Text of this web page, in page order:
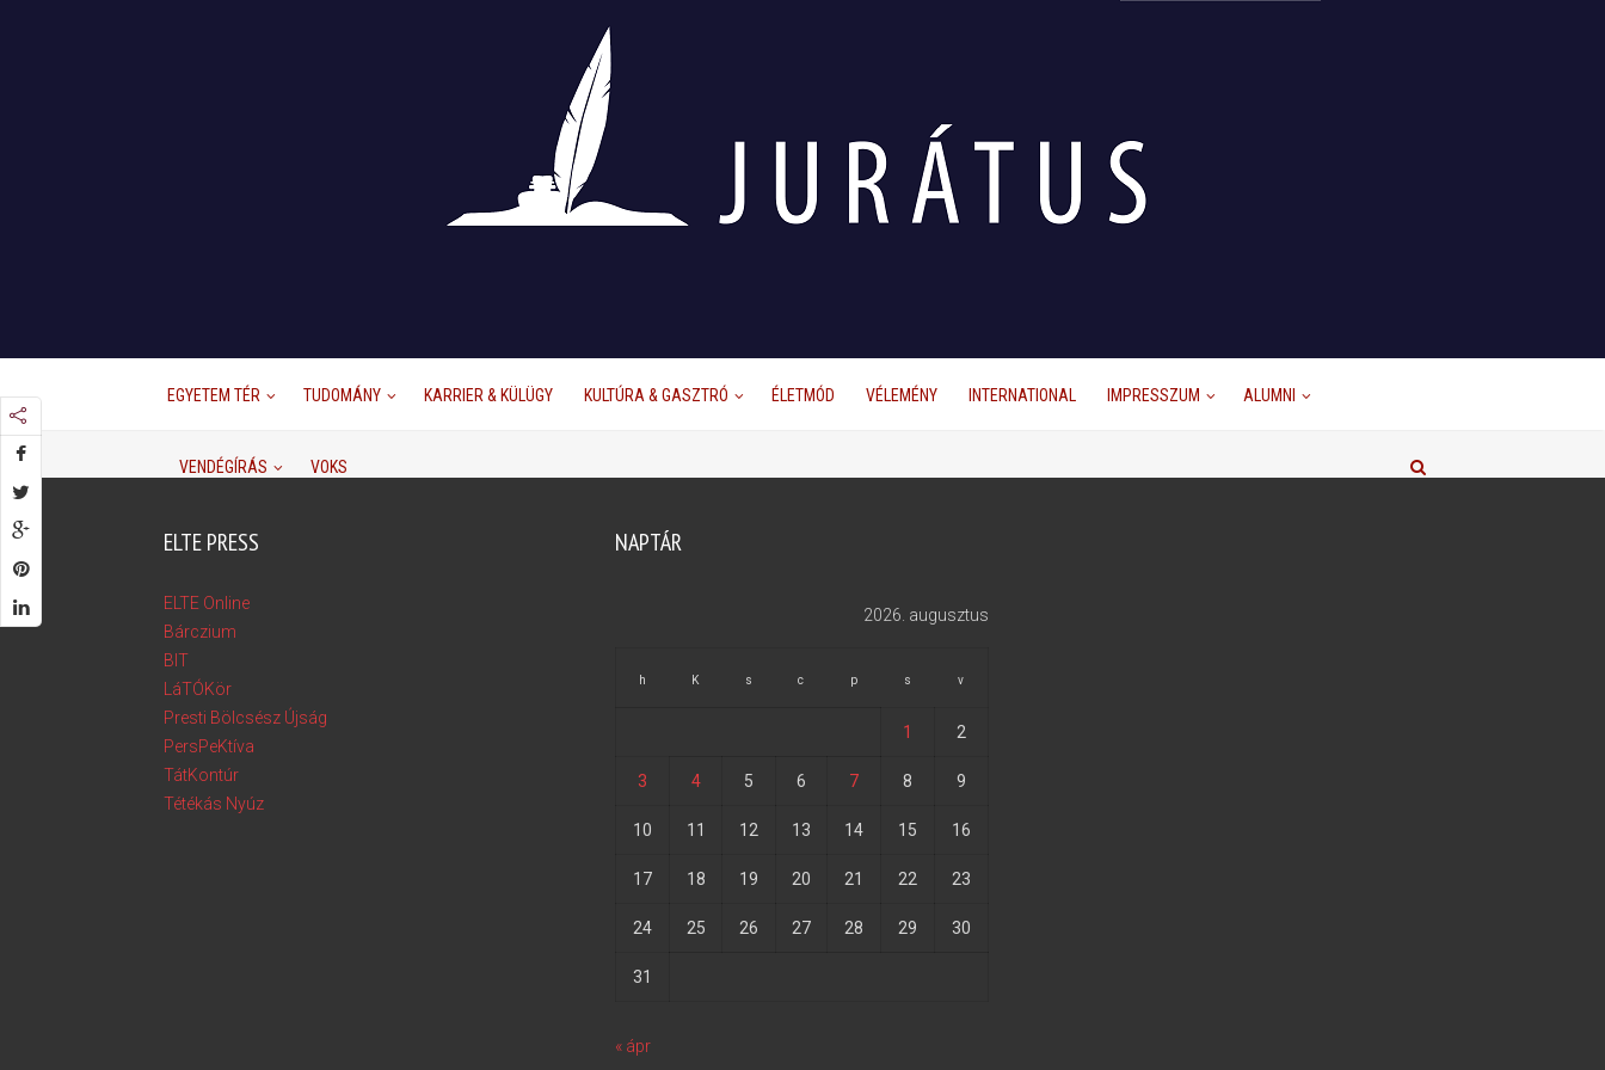
EGYETEM TÉR TUDOMÁNY KARRIER & KÜLÜGY KULTÚRA & GASZTRÓ ÉLETMÓD VÉLEMÉNY INTERNATIONAL IMPRESSZUM ALUMNI
VENDÉGÍRÁS VOKS
ELTE PRESS
ELTE Online
Bárczium
BIT
LáTÓKör
Presti Bölcsész Újság
PersPeKtíva
TátKontúr
Tétékás Nyúz
NAPTÁR
2026. augusztus
h K s c p s v
1 2
3 4 5 6 7 8 9
10 11 12 13 14 15 16
17 18 19 20 21 22 23
24 25 26 27 28 29 30
31
« ápr